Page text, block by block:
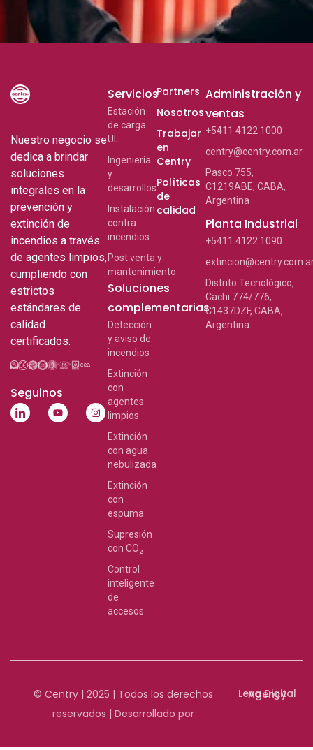
Nuestro negocio se
dedica a brindar
soluciones
integrales en la
prevención y
extinción de
incendios a través
de agentes limpios,
cumpliendo con
estrictos
estándares de
calidad
certificados.
Seguinos
Servicios
Estación
de carga
UL
Ingeniería
y
desarrollos
Instalación
contra
incendios
Post venta y
mantenimiento
Soluciones
complementarias
Detección
y aviso de
incendios
Extinción
con
agentes
limpios
Extinción
con agua
nebulizada
Extinción
con
espuma
Supresión
con CO₂
Control
inteligente
de
accesos
Partners
Nosotros
Trabajar
en
Centry
Políticas
de
calidad
Administración y
ventas
+5411 4122 1000
centry@centry.com.ar
Pasco 755,
C1219ABE, CABA,
Argentina
Planta Industrial
+5411 4122 1090
Distrito Tecnológico,
Cachi 774/776,
C1437DZF, CABA,
Argentina
© Centry | 2025 | Todos los derechos
reservados | Desarrollado por
Leva Digital Agency